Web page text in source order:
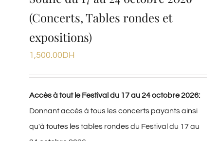
(Concerts, Tables rondes et
expositions)
1,500.00DH
Accès à tout le Festival du 17 au 24 octobre 2026:
Donnant accès à tous les concerts payants ainsi
qu'à toutes les tables rondes du Festival du 17 au